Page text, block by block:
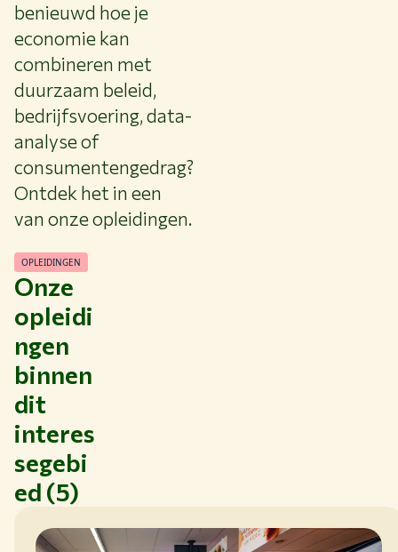
benieuwd hoe je
economie kan
combineren met
duurzaam beleid,
bedrijfsvoering, data-
analyse of
consumentengedrag?
Ontdek het in een
van onze opleidingen.
Onze
opleidi
ngen
binnen
dit
interes
segebi
ed (5)
OPLEIDINGEN